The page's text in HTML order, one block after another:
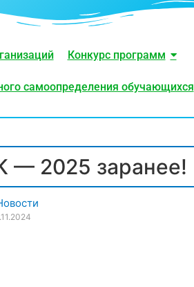
Конкурс программ
самоопределения обучающихся
— 2025 заранее!